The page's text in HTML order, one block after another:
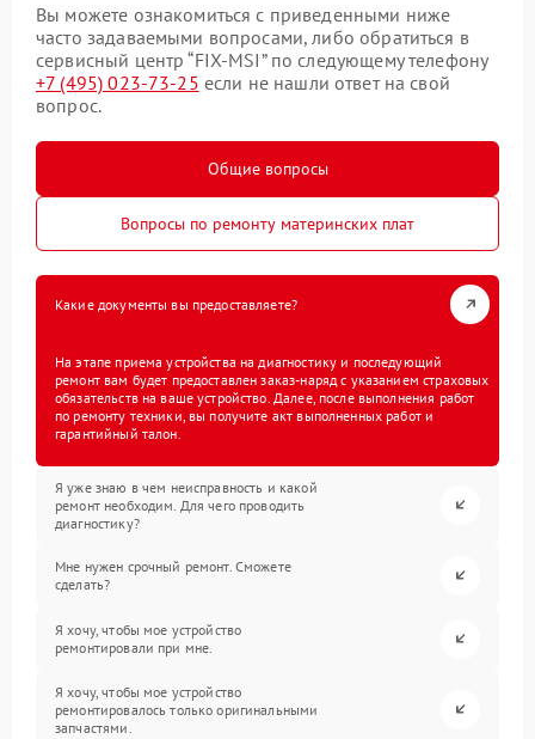
Вы можете ознакомиться с приведенными ниже
часто задаваемыми вопросами, либо обратиться в
сервисный центр “FIX-MSI” по следующему телефону
+7 (495) 023-73-25 если не нашли ответ на свой
вопрос.
Общие вопросы
Вопросы по ремонту материнских плат
Какие документы вы предоставляете?
На этапе приема устройства на диагностику и последующий
ремонт вам будет предоставлен заказ-наряд с указанием страховых
обязательств на ваше устройство. Далее, после выполнения работ
по ремонту техники, вы получите акт выполненных работ и
гарантийный талон.
Я уже знаю в чем неисправность и какой
ремонт необходим. Для чего проводить
диагностику?
Мне нужен срочный ремонт. Сможете
сделать?
Я хочу, чтобы мое устройство
ремонтировали при мне.
Я хочу, чтобы мое устройство
ремонтировалось только оригинальными
запчастями.